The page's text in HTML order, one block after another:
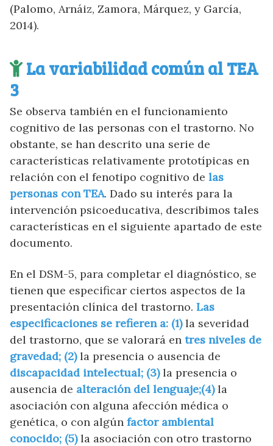
(Palomo, Arnáiz, Zamora, Márquez, y García,
2014).
Lavariabilidad común al TEA
3
Se observa también en el funcionamiento
cognitivo de las personas con el trastorno. No
obstante, se han descrito una serie de
características relativamente prototípicas en
relación con el fenotipo cognitivo de las
personas con TEA. Dado su interés para la
intervención psicoeducativa, describimos tales
características en el siguiente apartado de este
documento.
En el DSM-5, para completar el diagnóstico, se
tienen que especificar ciertos aspectos de la
presentación clínica del trastorno. Las
especificaciones se refieren a: (1)la severidad
del trastorno, que se valorará en tres niveles de
gravedad; (2)la presencia o ausencia de
discapacidad intelectual; (3)la presencia o
ausencia de alteración del lenguaje;(4)la
asociación con alguna afección médica o
genética, o con algún factor ambiental
conocido; (5)la asociación con otro trastorno